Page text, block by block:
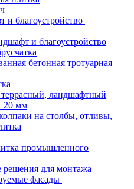
благоустройство
и благоустройство
бетонная тротуарная
ландшафтный
20 мм
на столбы, отливы,
промышленного
решения для монтажа
фасады